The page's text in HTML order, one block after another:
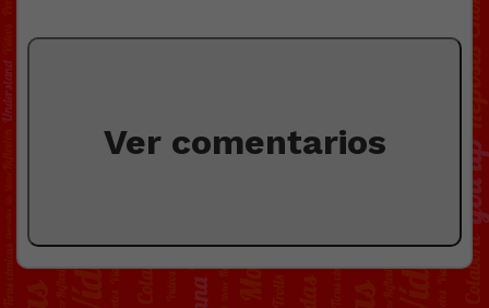
Ver comentarios